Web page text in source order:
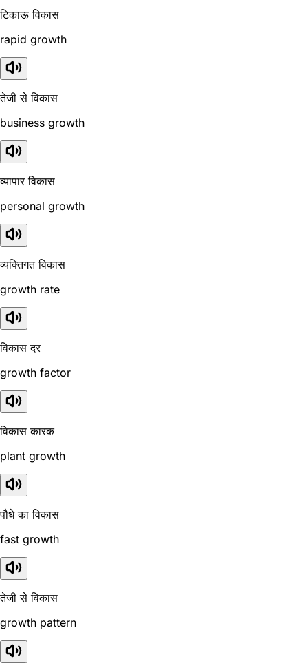
टिकाऊ विकास
rapid growth
तेजी से विकास
business growth
व्यापार विकास
personal growth
व्यक्तिगत विकास
growth rate
विकास दर
growth factor
विकास कारक
plant growth
पौधे का विकास
fast growth
तेजी से विकास
growth pattern